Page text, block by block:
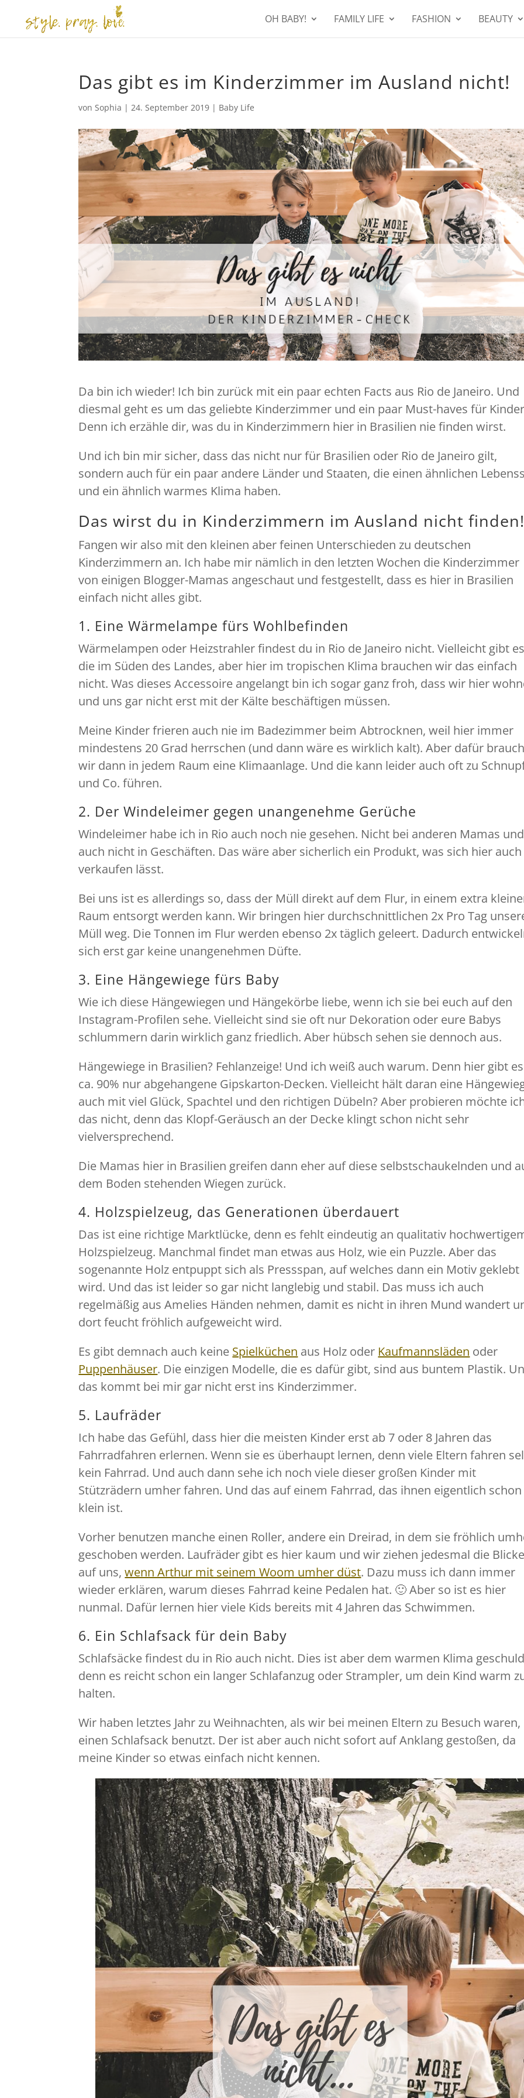
OH BABY! FAMILY LIFE FASHION BEAUTY
Das gibt es im Kinderzimmer im Ausland nicht!
vonSophia |24. September 2019 | Baby Life
Da bin ich wieder! Ich bin zurück mit ein paar echten Facts aus Rio de Janeiro. Und
diesmal geht es um das geliebte Kinderzimmer und ein paar Must-haves für
Denn ich erzähle dir, was du in Kinderzimmern hier in Brasilien nie finden wirst.
Und ich bin mir sicher, dass das nicht nur für Brasilien oder Rio de Janeiro gilt,
sondern auch für ein paar andere Länder und Staaten, die einen ähnlichen
und ein ähnlich warmes Klima haben.
Das wirst du in Kinderzimmern im Ausland nicht finden!
Fangen wir also mit den kleinen aber feinen Unterschieden zu deutschen
Kinderzimmern an. Ich habe mir nämlich in den letzten Wochen die Kinderzimmer
von einigen Blogger-Mamas angeschaut und festgestellt, dass es hier in Brasilien
einfach nicht alles gibt.
1. Eine Wärmelampe fürs Wohlbefinden
Wärmelampen oder Heizstrahler findest du in Rio de Janeiro nicht. Vielleicht gibt es
die im Süden des Landes, aber hier im tropischen Klima brauchen wir das einfach
nicht. Was dieses Accessoire angelangt bin ich sogar ganz froh, dass wir hier
und uns gar nicht erst mit der Kälte beschäftigen müssen.
Meine Kinder frieren auch nie im Badezimmer beim Abtrocknen, weil hier immer
mindestens 20 Grad herrschen (und dann wäre es wirklich kalt). Aber dafür
wir dann in jedem Raum eine Klimaanlage. Und die kann leider auch oft zu
und Co. führen.
2. Der Windeleimer gegen unangenehme Gerüche
Windeleimer habe ich in Rio auch noch nie gesehen. Nicht bei anderen Mamas und
auch nicht in Geschäften. Das wäre aber sicherlich ein Produkt, was sich hier auch
verkaufen lässt.
Bei uns ist es allerdings so, dass der Müll direkt auf dem Flur, in einem extra
Raum entsorgt werden kann. Wir bringen hier durchschnittlichen 2x Pro Tag
Müll weg. Die Tonnen im Flur werden ebenso 2x täglich geleert. Dadurch
sich erst gar keine unangenehmen Düfte.
3. Eine Hängewiege fürs Baby
Wie ich diese Hängewiegen und Hängekörbe liebe, wenn ich sie bei euch auf den
Instagram-Profilen sehe. Vielleicht sind sie oft nur Dekoration oder eure Babys
schlummern darin wirklich ganz friedlich. Aber hübsch sehen sie dennoch aus.
Hängewiege in Brasilien? Fehlanzeige! Und ich weiß auch warum. Denn hier gibt
ca. 90% nur abgehangene Gipskarton-Decken. Vielleicht hält daran eine
auch mit viel Glück, Spachtel und den richtigen Dübeln? Aber probieren möchte
das nicht, denn das Klopf-Geräusch an der Decke klingt schon nicht sehr
vielversprechend.
Die Mamas hier in Brasilien greifen dann eher auf diese selbstschaukelnden und
dem Boden stehenden Wiegen zurück.
4. Holzspielzeug, das Generationen überdauert
Das ist eine richtige Marktlücke, denn es fehlt eindeutig an qualitativ
Holzspielzeug. Manchmal findet man etwas aus Holz, wie ein Puzzle. Aber das
sogenannte Holz entpuppt sich als Pressspan, auf welches dann ein Motiv geklebt
wird. Und das ist leider so gar nicht langlebig und stabil. Das muss ich auch
regelmäßig aus Amelies Händen nehmen, damit es nicht in ihren Mund wandert
dort feucht fröhlich aufgeweicht wird.
Es gibt demnach auch keine Spielküchen aus Holz oder Kaufmannsläden oder
Puppenhäuser. Die einzigen Modelle, die es dafür gibt, sind aus buntem Plastik.
das kommt bei mir gar nicht erst ins Kinderzimmer.
5. Laufräder
Ich habe das Gefühl, dass hier die meisten Kinder erst ab 7 oder 8 Jahren das
Fahrradfahren erlernen. Wenn sie es überhaupt lernen, denn viele Eltern fahren
kein Fahrrad. Und auch dann sehe ich noch viele dieser großen Kinder mit
Stützrädern umher fahren. Und das auf einem Fahrrad, das ihnen eigentlich schon
klein ist.
Vorher benutzen manche einen Roller, andere ein Dreirad, in dem sie fröhlich
geschoben werden. Laufräder gibt es hier kaum und wir ziehen jedesmal die Blicke
auf uns,wenn Arthur mit seinem Woom umher düst. Dazu muss ich dann immer
wieder erklären, warum dieses Fahrrad keine Pedalen hat. 🙂 Aber so ist es hier
nunmal. Dafür lernen hier viele Kids bereits mit 4 Jahren das Schwimmen.
6. Ein Schlafsack für dein Baby
Schlafsäcke findest du in Rio auch nicht. Dies ist aber dem warmen Klima
denn es reicht schon ein langer Schlafanzug oder Strampler, um dein Kind warm
halten.
Wir haben letztes Jahr zu Weihnachten, als wir bei meinen Eltern zu Besuch waren,
einen Schlafsack benutzt. Der ist aber auch nicht sofort auf Anklang gestoßen, da
meine Kinder so etwas einfach nicht kennen.